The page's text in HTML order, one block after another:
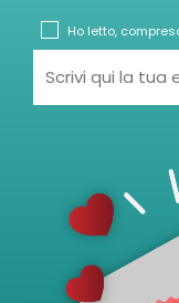
Ho letto,